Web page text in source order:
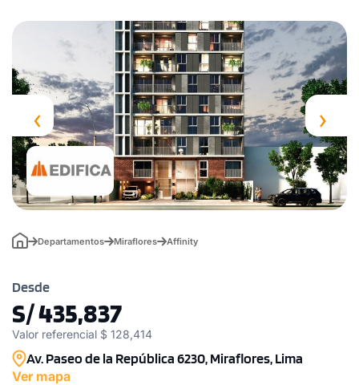
‹ ›
Departamentos Miraflores Affinity
Desde
S/ 435,837
Valor referencial $ 128,414
Av. Paseo de la República 6230, Miraflores, Lima
Ver mapa